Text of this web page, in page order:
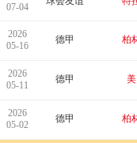
07-04
2026
05-16
德甲 柏
2026
05-11
德甲
2026
05-02
德甲 柏